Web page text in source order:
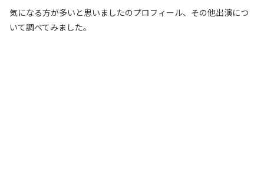
気になる方が多いと思いましたのプロフィール、その他出演につ
いて調べてみました。